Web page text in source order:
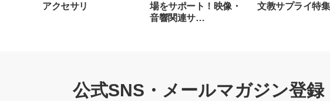
アクセサリ
場をサポート！映像・
音響関連サ…
文教サプライ特集
公式SNS・メールマガジン登録